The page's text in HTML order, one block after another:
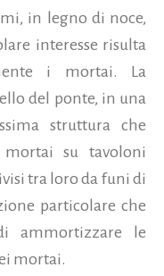
in legno di noce,
interesse risulta
i mortai. La
del ponte, in una
struttura che
su tavoloni
tra loro da funi di
particolare che
ammortizzare le
mortai.